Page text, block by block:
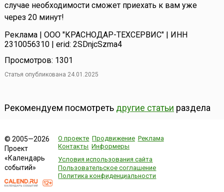
случае необходимости сможет приехать к вам уже
через 20 минут!
Реклама | ООО "КРАСНОДАР-ТЕХСЕРВИС" | ИНН
2310056310 | erid: 2SDnjcSzma4
Просмотров: 1301
Статья опубликована 24.01.2025
Рекомендуем посмотреть другие статьи раздела
© 2005—2026
Проект
«Календарь
событий»
О проекте Продвижение Реклама
Контакты Информеры
Условия использования сайта
Пользовательское соглашение
Политика конфиденциальности